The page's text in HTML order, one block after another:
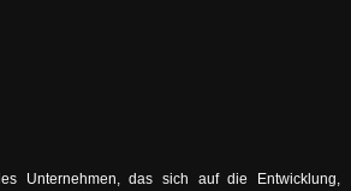
Unternehmen, das sich auf die Entwicklung,